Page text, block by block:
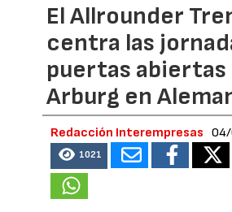
El Allrounder
centra las
puertas abiertas
Arburg en
Redacción Interempresas
1021